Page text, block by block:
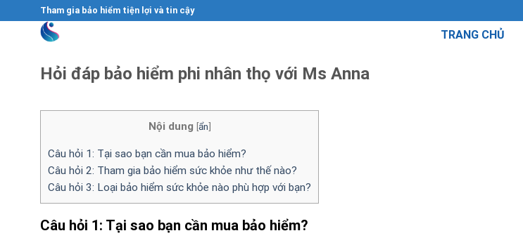
to
Tham gia bảo hiểm tiện lợi và tin cậy
TRANG CHỦ
Hỏi đáp bảo hiểm phi nhân thọ với Ms Anna
Nội dung [ẩn]
Câu hỏi 1: Tại sao bạn cần mua bảo hiểm?
Câu hỏi 2: Tham gia bảo hiểm sức khỏe như thế nào?
Câu hỏi 3: Loại bảo hiểm sức khỏe nào phù hợp với bạn?
Câu hỏi 1: Tại sao bạn cần mua bảo hiểm?